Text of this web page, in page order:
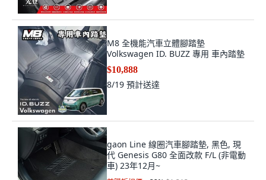
M8 全機能汽車立體腳踏墊
Volkswagen ID. BUZZ 專用 車內踏墊
$10,888
8/19 預計送達
gaon Line 線圈汽車腳踏墊, 黑色, 現
代 Genesis G80 全面改款 F/L (非電動
車) 23年12月~